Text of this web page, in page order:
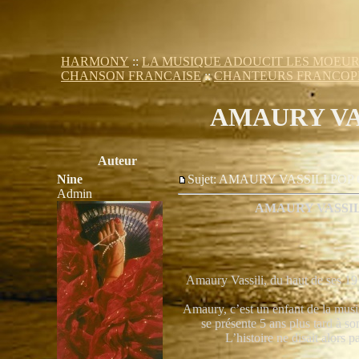
HARMONY::LA MUSIQUE ADOUCIT LES
CHANSON FRANCAISE::CHANTEURS
AMAURY
Auteur
Nine
Admin
Sujet: AMAURY VASSILI
AMAURY
Amaury Vassili, du haut de ses
Amaury, c’est un enfant de la
se présente 5 ans plus tard à
L’histoire ne disait alors